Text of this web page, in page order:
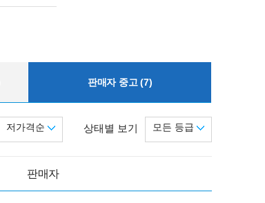
판매자 중고 (7)
상태별 보기 모든 등급
저가격순
판매자